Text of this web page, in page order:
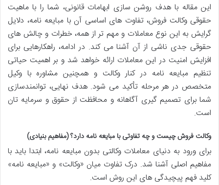
این مقاله با هدف روشن سازی ابهامات قانونی، شما را با ماهیت
حقوقی وکالت فروش، تفاوت های اساسی آن با مبایعه نامه، دلایل
گرایش به این نوع معاملات و مهم تر از همه، خطرات و چالش های
حقوقی جدی ناشی از آن آشنا می کند. در ادامه، راهکارهایی برای
افزایش امنیت در این معاملات ارائه خواهد شد و بر اهمیت حیاتی
تنظیم مبایعه نامه در کنار وکالت و همچنین مشاوره با وکیل
متخصص در هر مرحله تأکید می شود. هدف نهایی، توانمندسازی
شما برای تصمیم گیری آگاهانه و محافظت از حقوق و سرمایه تان
است.
وکالت فروش چیست و چه تفاوتی با مبایعه نامه دارد؟ (مفاهیم بنیادی)
برای ورود به دنیای معاملات وکالتی بدون مبایعه نامه، ابتدا باید با
مفاهیم اصلی آشنا شد. درک تفاوت میان «وکالت» و «مبایعه نامه»
کلید فهم پیچیدگی های این روش است.